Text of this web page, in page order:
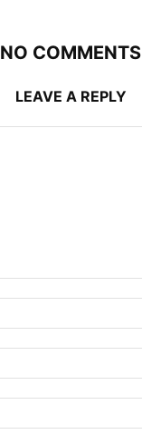
NO COMMENTS
LEAVE A REPLY